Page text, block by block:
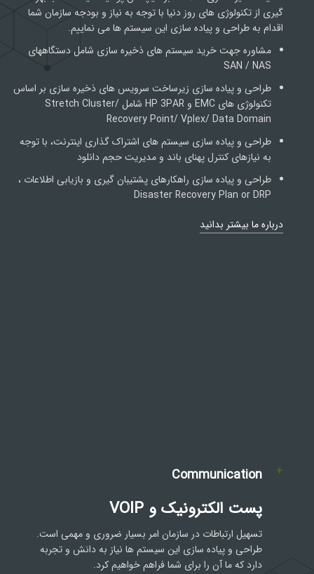
گیری از تکنولوژی های روز دنیا با توجه به نیاز و بودجه سازمان شما
اقدام به طراحی و پیاده سازی این سیستم ها می نماییم.
مشاوره جهت خرید سیستم های ذخیره سازی شامل دستگاههای
SAN / NAS
طراحی و پیاده سازی زیرساخت سرویس های ذخیره سازی بر اساس
تکنولوژی های EMC و HP 3PAR شامل Stretch Cluster/
Recovery Point/ Vplex/ Data Domain
طراحی و پیاده سازی سیستم های اشتراک گذاری اینترنت، با توجه
به نیازهای کنترل پهنای باند و مدیریت حجم دانلود
طراحی و پیاده سازی راهکارهای پشتیبان گیری و بازیابی اطلاعات ،
Disaster Recovery Plan or DRP
درباره ما بیشتر بدانید
+
Communication
پست الکترونیک و VOIP
تسهیل ارتباطات در سازمان امر بسیار ضروری و مهمی است.
طراحی و پیاده سازی این سیستم ها نیاز به دانش و تجربه
دارد که ما آن را برای شما فراهم خواهیم کرد.